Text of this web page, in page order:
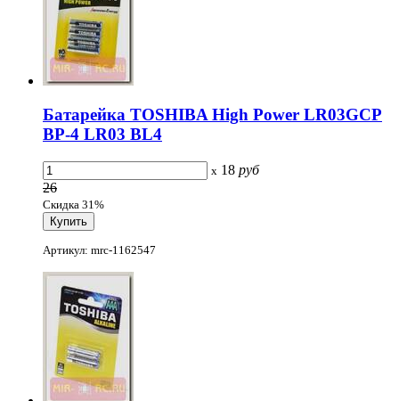
Батарейка TOSHIBA High Power LR03GCP
BP-4 LR03 BL4
x 18 руб
26
Скидка 31%
Артикул: mrc-1162547